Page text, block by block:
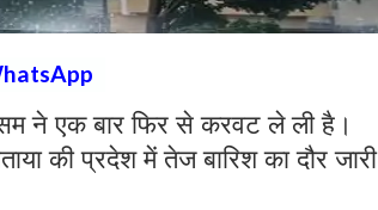
ने एक बार फिर से करवट ले ली है।
की प्रदेश में तेज बारिश का दौर जारी